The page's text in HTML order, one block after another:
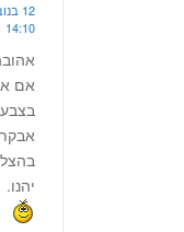
14:10
אם
בצבע
יהנו.